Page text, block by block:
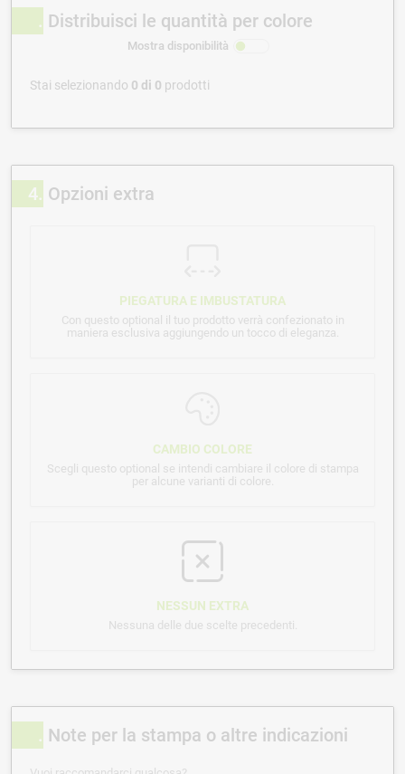
Distribuisci le quantità per colore
Mostra disponibilità
Stai selezionando 0 di 0 prodotti
4 Opzioni extra
PIEGATURA E IMBUSTATURA
Con questo optional il tuo prodotto verrà confezionato in
maniera esclusiva aggiungendo un tocco di eleganza.
CAMBIO COLORE
Scegli questo optional se intendi cambiare il colore di stampa
per alcune varianti di colore.
NESSUN EXTRA
Nessuna delle due scelte precedenti.
Note per la stampa o altre indicazioni